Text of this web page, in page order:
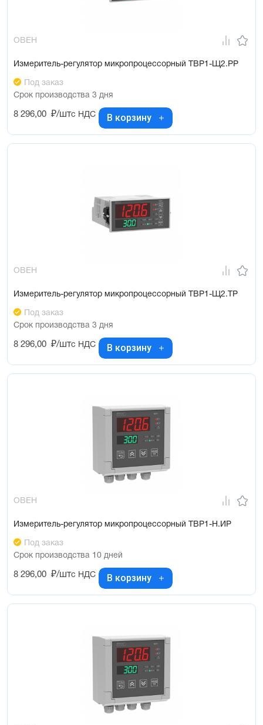
ОВЕН
Измеритель-регулятор микропроцессорный ТВР1-Щ2.РР
Под заказ
Срок производства 3 дня
8 296,00 ₽/штс НДС В корзину
ОВЕН
Измеритель-регулятор микропроцессорный ТВР1-Щ2.ТР
Под заказ
Срок производства 3 дня
8 296,00 ₽/штс НДС В корзину
ОВЕН
Измеритель-регулятор микропроцессорный ТВР1-Н.ИР
Под заказ
Срок производства 10 дней
8 296,00 ₽/штс НДС В корзину